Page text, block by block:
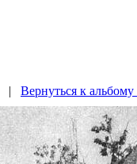
| Вернуться к